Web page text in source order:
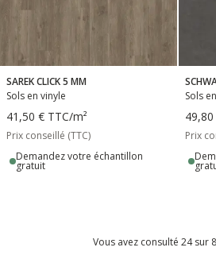
SAREK CLICK 5 MM
Sols en vinyle
41,50 € TTC/m²
Prix conseillé (TTC)
Demandez votre échantillon
gratuit
Sols
Prix
Vous avez consulté 24 sur